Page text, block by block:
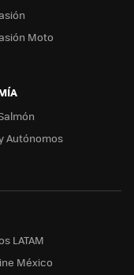
Moto
Autónomos
LATAM
México